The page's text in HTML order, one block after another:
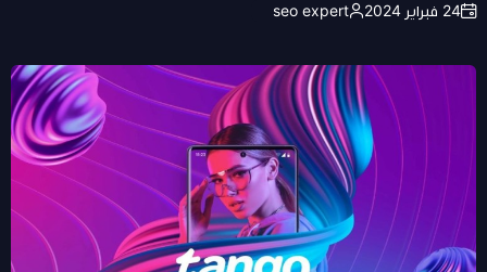
24 فبراير 2024 seo expert